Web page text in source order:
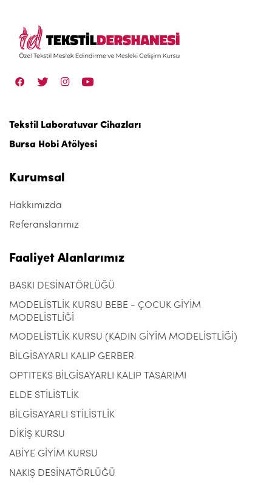
Tekstil Laboratuvar Cihazları
Bursa Hobi Atölyesi
Kurumsal
Hakkımızda
Referanslarımız
Faaliyet Alanlarımız
BASKI DESİNATÖRLÜĞÜ
MODELİSTLİK KURSU BEBE - ÇOCUK GİYİM
MODELİSTLİĞİ
MODELİSTLİK KURSU (KADIN GİYİM MODELİSTLİĞİ)
BİLGİSAYARLI KALIP GERBER
OPTITEKS BİLGİSAYARLI KALIP TASARIMI
ELDE STİLİSTLİK
BİLGİSAYARLI STİLİSTLİK
DİKİŞ KURSU
ABİYE GİYİM KURSU
NAKIŞ DESİNATÖRLÜĞÜ